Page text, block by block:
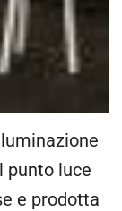
punto luce
e prodotta